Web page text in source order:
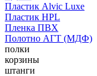
Пластик Alvic Luxe
Пластик HPL
Пленка ПВХ
Полотно АГТ (МДФ)
полки
корзины
штанги